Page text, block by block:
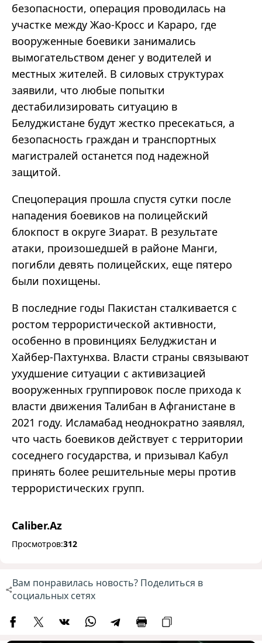
безопасности, операция проводилась на
участке между Жао-Кросс и Караро, где
вооруженные боевики занимались
вымогательством денег у водителей и
местных жителей. В силовых структурах
заявили, что любые попытки
дестабилизировать ситуацию в
Белуджистане будут жестко пресекаться, а
безопасность граждан и транспортных
магистралей останется под надежной
защитой.
Спецоперация прошла спустя сутки после
нападения боевиков на полицейский
блокпост в округе Зиарат. В результате
атаки, произошедшей в районе Манги,
погибли девять полицейских, еще пятеро
были похищены.
В последние годы Пакистан сталкивается с
ростом террористической активности,
особенно в провинциях Белуджистан и
Хайбер-Пахтунхва. Власти страны связывают
ухудшение ситуации с активизацией
вооруженных группировок после прихода к
власти движения Талибан в Афганистане в
2021 году. Исламабад неоднократно заявлял,
что часть боевиков действует с территории
соседнего государства, и призывал Кабул
принять более решительные меры против
террористических групп.
Caliber.Az
Просмотров:312
Вам понравилась новость? Поделиться в
социальных сетях